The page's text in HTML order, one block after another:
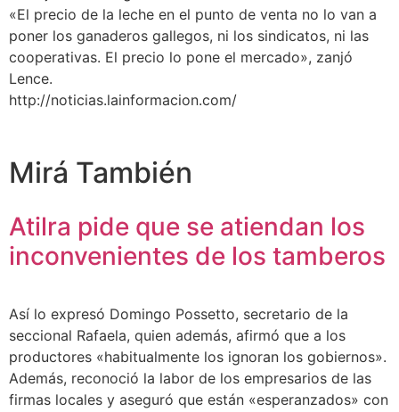
«El precio de la leche en el punto de venta no lo van a
poner los ganaderos gallegos, ni los sindicatos, ni las
cooperativas. El precio lo pone el mercado», zanjó
Lence.
http://noticias.lainformacion.com/
Mirá También
Atilra pide que se atiendan los
inconvenientes de los tamberos
Así lo expresó Domingo Possetto, secretario de la
seccional Rafaela, quien además, afirmó que a los
productores «habitualmente los ignoran los gobiernos».
Además, reconoció la labor de los empresarios de las
firmas locales y aseguró que están «esperanzados» con